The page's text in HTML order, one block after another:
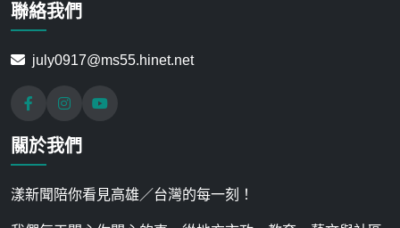
聯絡我們
july0917@ms55.hinet.net
關於我們
漾新聞陪你看見高雄／台灣的每一刻！